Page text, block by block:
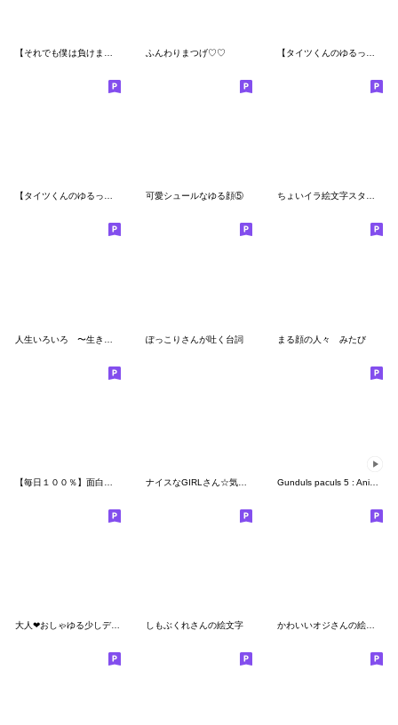
ふんわりまつげ♡♡
【タイツくんのゆるっと毎日】 基本編 可愛シュールなゆる顔⑤ ちょいイラ絵文字スタンプ
ぽっこりさんが吐く台詞 まる顔の人々 みたび
Gunduls paculs 5 : Animated emoji
大人❤おしゃゆる少しデカ目の可愛い絵文字 しもぶくれさんの絵文字 かわいいオジさんの絵文字❤️2